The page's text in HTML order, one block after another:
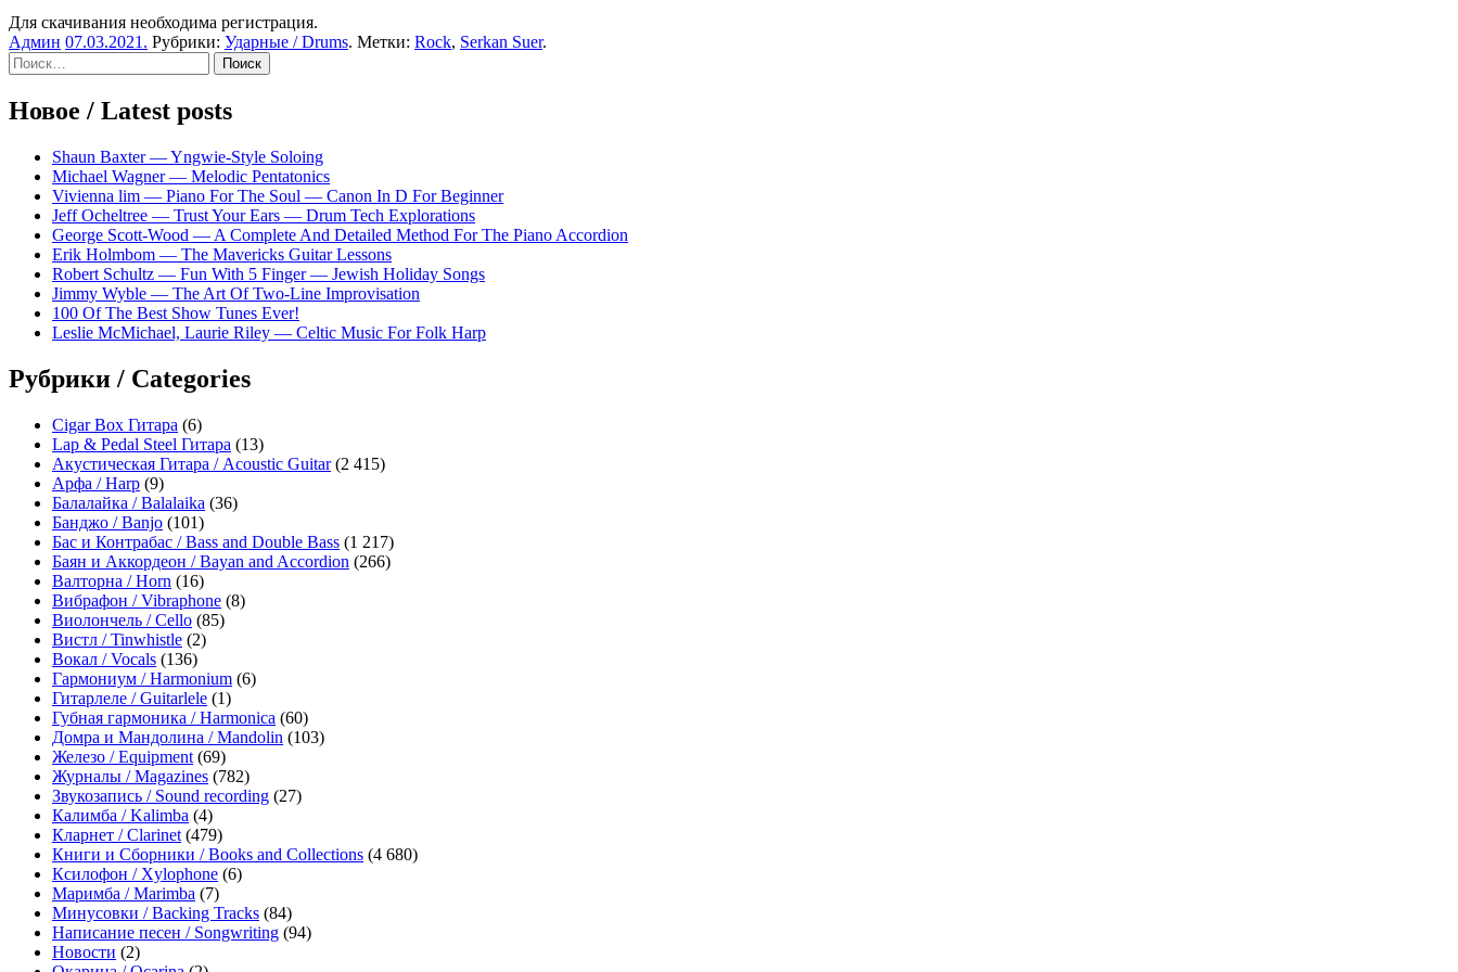
Для скачивания необходима регистрация.
Админ 07.03.2021 . Рубрики: Ударные / Drums. Метки: Rock, Serkan Suer.
Sidebar
Найти:
Новое / Latest posts
Shaun Baxter — Yngwie-Style Soloing
Michael Wagner — Melodic Pentatonics
Vivienna lim — Piano For The Soul — Canon In D For Beginner
Jeff Ocheltree — Trust Your Ears — Drum Tech Explorations
George Scott-Wood — A Complete And Detailed Method For The Piano Accordion
Erik Holmbom — The Mavericks Guitar Lessons
Robert Schultz — Fun With 5 Finger — Jewish Holiday Songs
Jimmy Wyble — The Art Of Two-Line Improvisation
100 Of The Best Show Tunes Ever!
Leslie McMichael, Laurie Riley — Celtic Music For Folk Harp
Рубрики / Categories
Cigar Box Гитара (6)
Lap & Pedal Steel Гитара (13)
Акустическая Гитара / Acoustic Guitar(2 415)
Арфа / Harp (9)
Балалайка / Balalaika (36)
Банджо / Banjo (101)
Бас и Контрабас / Bass and Double Bass (1 217)
Баян и Аккордеон / Bayan and Accordion (266)
Валторна / Horn (16)
Вибрафон / Vibraphone (8)
Виолончель / Cello (85)
Вистл / Tinwhistle (2)
Вокал / Vocals (136)
Гармониум / Harmonium (6)
Гитарлеле / Guitarlele (1)
Губная гармоника / Harmonica (60)
Домра и Мандолина / Mandolin (103)
Железо / Equipment (69)
Журналы / Magazines (782)
Звукозапись / Sound recording (27)
Калимба / Kalimba (4)
Кларнет / Clarinet (479)
Книги и Сборники / Books and Collections (4 680)
Ксилофон / Xylophone (6)
Маримба / Marimba (7)
Минусовки / Backing Tracks (84)
Написание песен / Songwriting (94)
Новости (2)